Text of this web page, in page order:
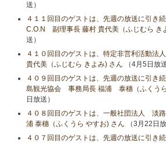
送）
４１１回目のゲストは、先週の放送に引き
C.O.N 副理事長 藤村 貴代美（ふじむら き
送）
４１０回目のゲストは、特定非営利活動法
貴代美（ふじむら きよみ) さん （4月5日放送
４０９回目のゲストは、先週の放送に引き
島観光協会 事務局長 福浦 泰穗（ふくう
日放送）
４０８回目のゲストは、一般社団法人 淡
浦 泰穗（ふくうら やすお) さん （3月22日放
４０７回目のゲストは、先週の放送に引き